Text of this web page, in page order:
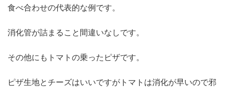
食べ合わせの代表的な例です。
消化管が詰まること間違いなしです。
その他にもトマトの乗ったピザです。
ピザ生地とチーズはいいですがトマトは消化が早いので邪